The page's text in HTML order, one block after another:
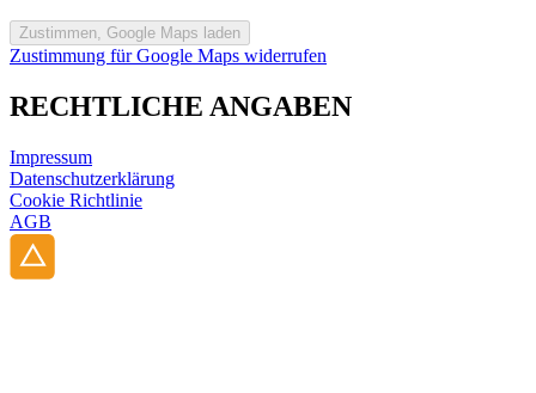
Zustimmung für Google Maps widerrufen
RECHTLICHE ANGABEN
Impressum
Datenschutzerklärung
Cookie Richtlinie
AGB